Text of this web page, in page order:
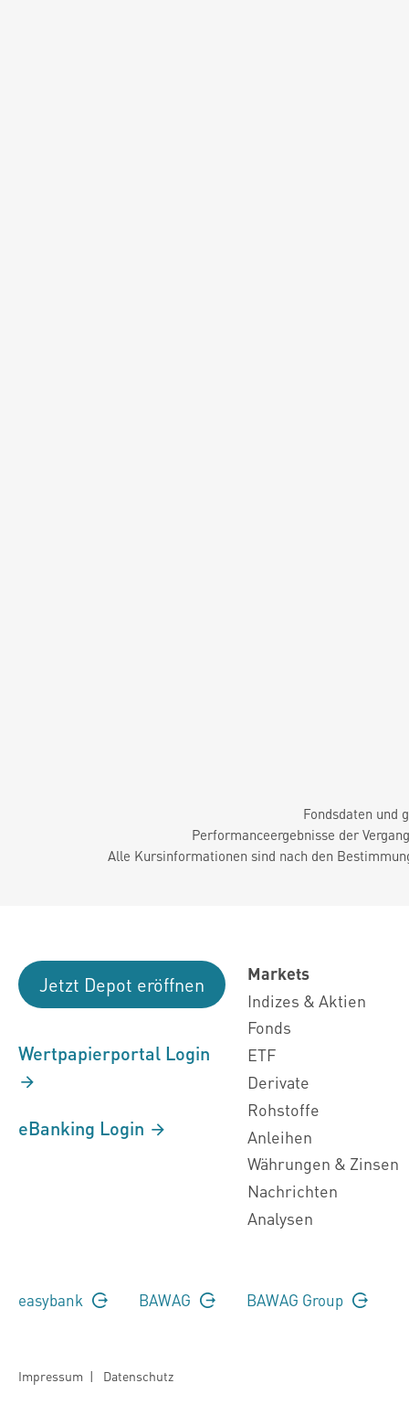
Fondsdaten und
Performanceergebnisse der
Alle Kursinformationen sind nach den
Jetzt Depot eröffnen
Wertpapierportal Login
eBanking Login
Markets
Indizes & Aktien
Fonds
ETF
Derivate
Rohstoffe
Anleihen
Währungen & Zinsen
Nachrichten
Analysen
easybank BAWAG BAWAG Group
Impressum | Datenschutz